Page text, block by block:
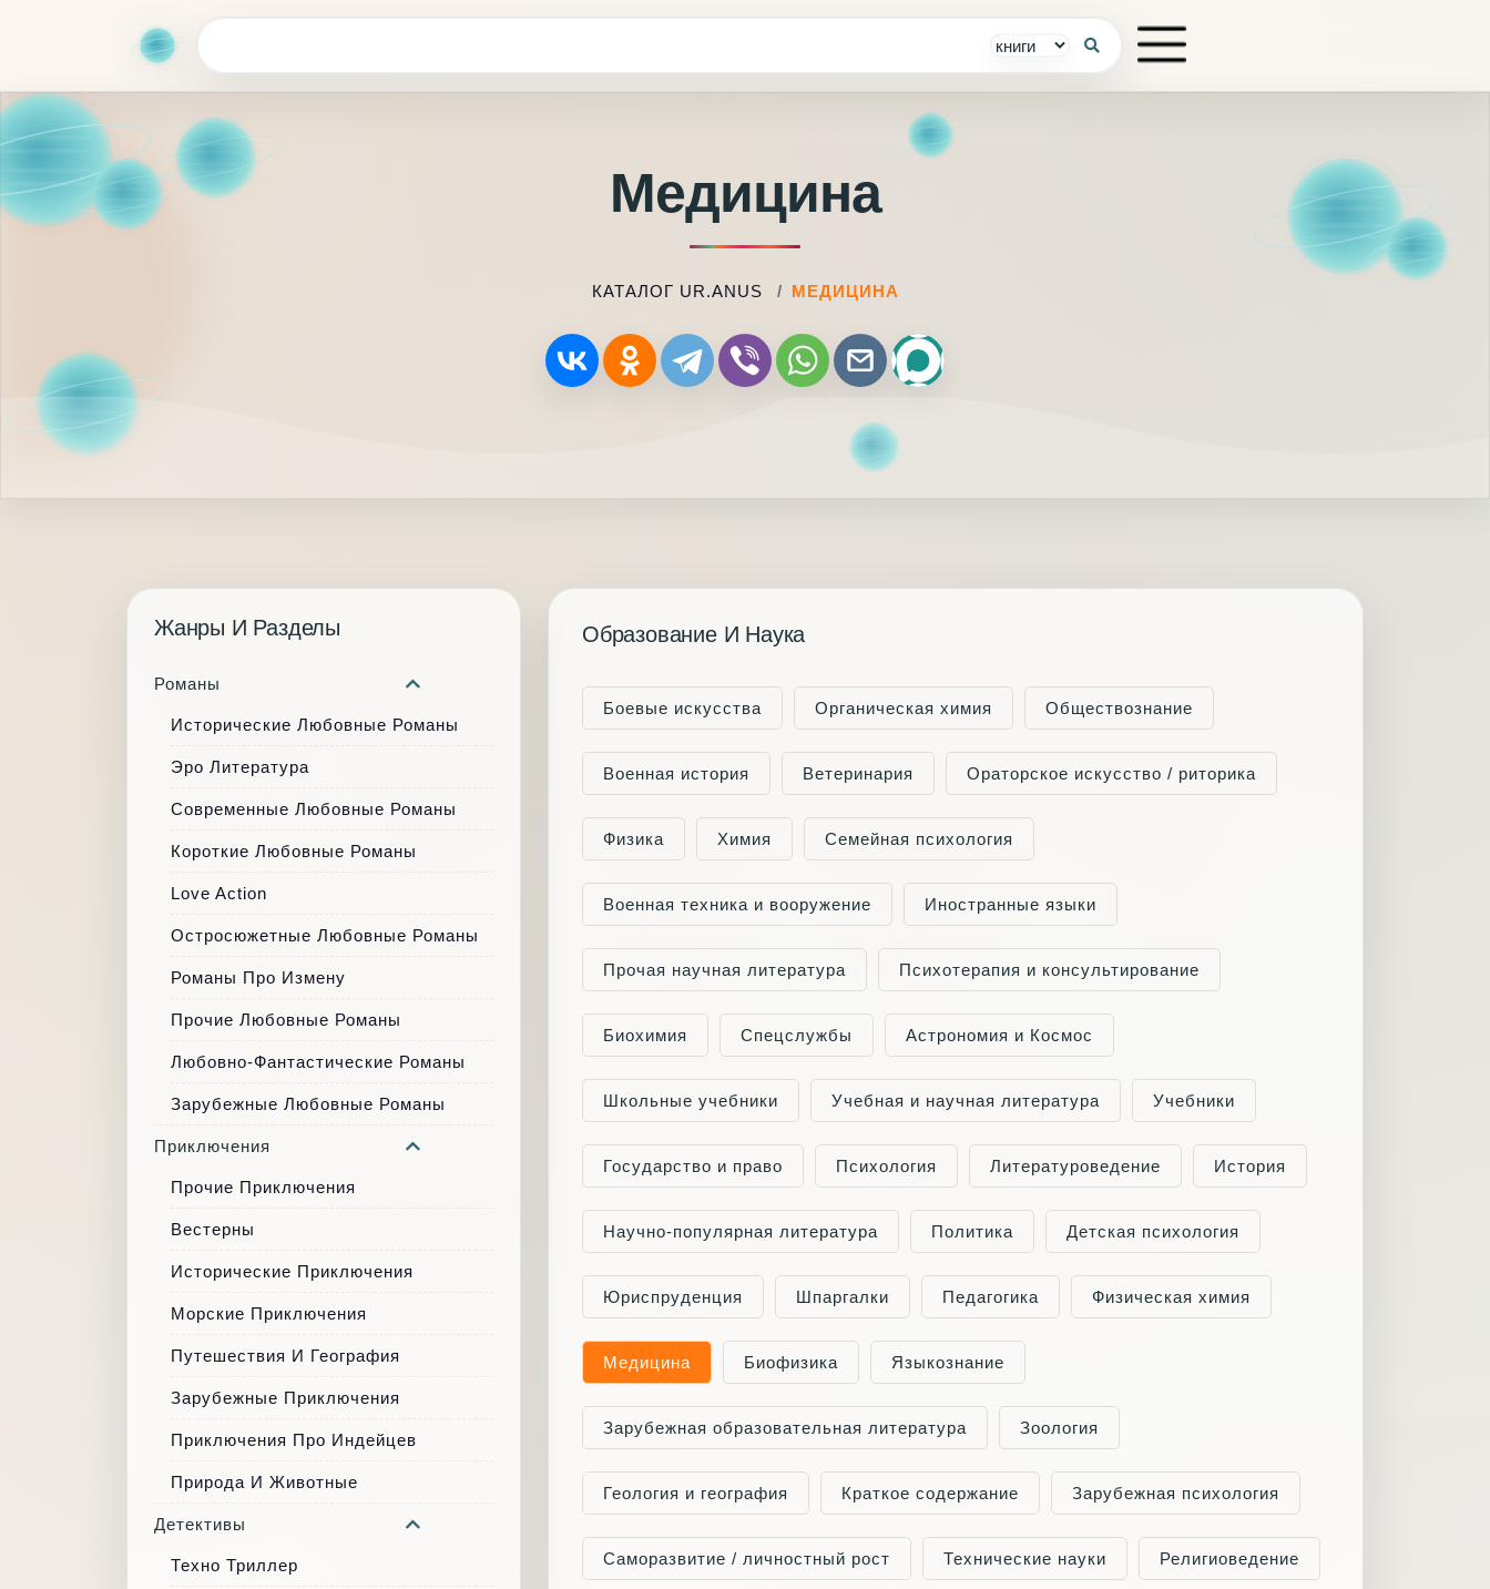
Медицина
КАТАЛОГ UR.ANUS МЕДИЦИНА
Образование И Наука
Боевые искусства Органическая химия Обществознание
Военная история Ветеринария Ораторское искусство / риторика
Физика Химия Семейная психология
Военная техника и вооружение Иностранные языки
Прочая научная литература Психотерапия и консультирование
Биохимия Cпецслужбы Астрономия и Космос
Школьные учебники Учебная и научная литература Учебники
Государство и право Психология Литературоведение История
Научно-популярная литература Политика Детская психология
Юриспруденция Шпаргалки Педагогика Физическая химия
Медицина Биофизика Языкознание
Зарубежная образовательная литература Зоология
Геология и география Краткое содержание Зарубежная психология
Саморазвитие / личностный рост Технические науки Религиоведение
Жанры И Разделы
Романы
Исторические Любовные Романы
Эро Литература
Современные Любовные Романы
Короткие Любовные Романы
Love Action
Остросюжетные Любовные Романы
Романы Про Измену
Прочие Любовные Романы
Любовно-Фантастические Романы
Зарубежные Любовные Романы
Приключения
Прочие Приключения
Вестерны
Исторические Приключения
Морские Приключения
Путешествия И География
Зарубежные Приключения
Приключения Про Индейцев
Природа И Животные
Детективы
Техно Триллер